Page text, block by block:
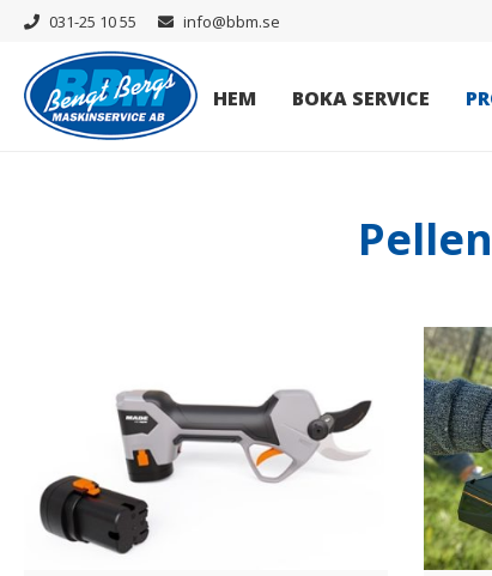
031-25 10 55 info@bbm.se
HEM BOKA SERVICE